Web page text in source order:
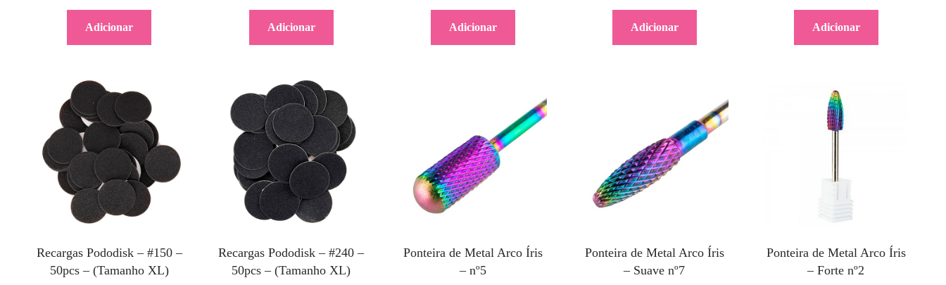
Adicionar Adicionar Adicionar Adicionar Adicionar
Recargas Pododisk – #150 –
50pcs – (Tamanho XL)
Recargas Pododisk – #240 –
50pcs – (Tamanho XL)
Ponteira de Metal Arco Íris
– nº5
Ponteira de Metal Arco Íris
– Suave nº7
Ponteira de Metal Arco Íris
– Forte nº2